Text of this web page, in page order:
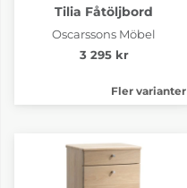
Tilia Fåtöljbord
Oscarssons Möbel
3 295 kr
Fler varianter